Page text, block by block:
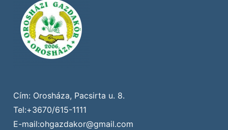
Cím: Orosháza, Pacsirta u. 8.
Tel:+3670/615-1111
E-mail:ohgazdakor@gmail.com